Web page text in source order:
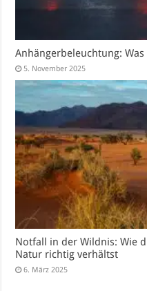
Anhängerbeleuchtung:
5. November 2025
Notfall in der Wildnis: Wie
Natur richtig verhältst
6. März 2025